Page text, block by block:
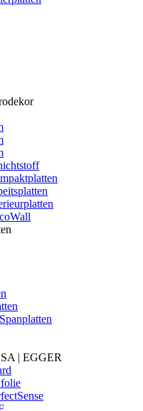
| EGGER